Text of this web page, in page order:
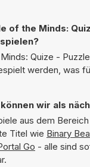
of the Minds:
Quize -
werden, was
wir als
aus dem Bereich
Titel wie Binary
Go - alle sind